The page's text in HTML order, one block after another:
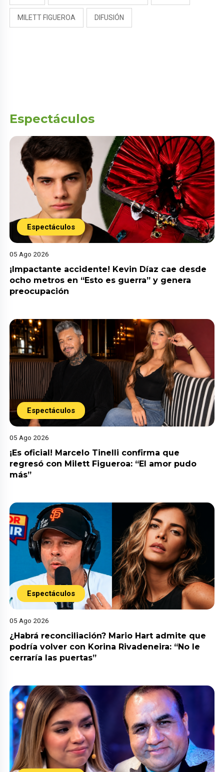
MILETT FIGUEROA DIFUSIÓN
Espectáculos
Espectáculos
05 Ago 2026
¡Impactante accidente! Kevin Díaz cae desde
ocho metros en “Esto es guerra” y genera
preocupación
Espectáculos
05 Ago 2026
¡Es oficial! Marcelo Tinelli confirma que
regresó con Milett Figueroa: “El amor pudo
más”
Espectáculos
05 Ago 2026
¿Habrá reconciliación? Mario Hart admite que
podría volver con Korina Rivadeneira: “No le
cerraría las puertas”